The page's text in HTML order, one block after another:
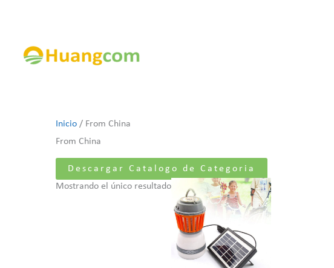
Inicio / From China
From China
Descargar Catalogo de Categoria
Mostrando el único resultado
Este
producto
múltiples
variantes.